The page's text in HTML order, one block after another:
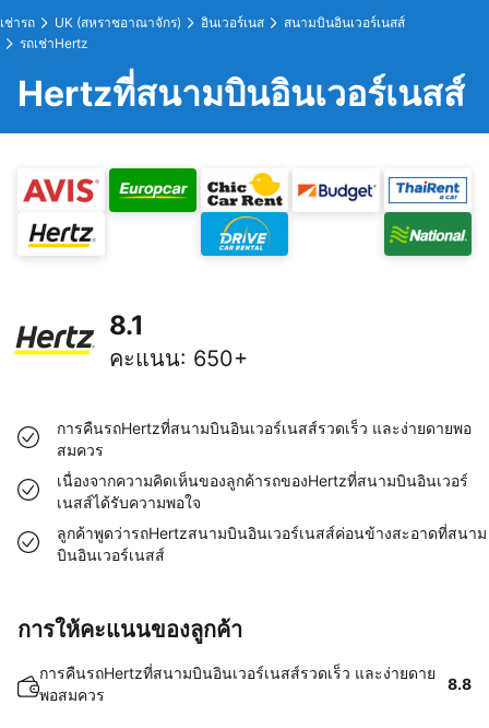
เช่ารถ UK (สหราชอาณาจักร) อินเวอร์เนส
สนามบินอินเวอร์เนสส์
รถเช่าHertz
Hertzที่สนามบินอินเวอร์เนสส์
8.1
คะแนน: 650+
การคืนรถHertzที่สนามบินอินเวอร์เนสส์รวดเร็ว และง่ายดายพอ
สมควร
เนื่องจากความคิดเห็นของลูกค้ารถของHertzที่สนามบินอินเวอร์
เนสส์ได้รับความพอใจ
ลูกค้าพูดว่ารถHertzสนามบินอินเวอร์เนสส์ค่อนข้างสะอาดที่สนาม
บินอินเวอร์เนสส์
การให้คะแนนของลูกค้า
การคืนรถHertzที่สนามบินอินเวอร์เนสส์รวดเร็ว และง่ายดาย
พอสมควร
8.8